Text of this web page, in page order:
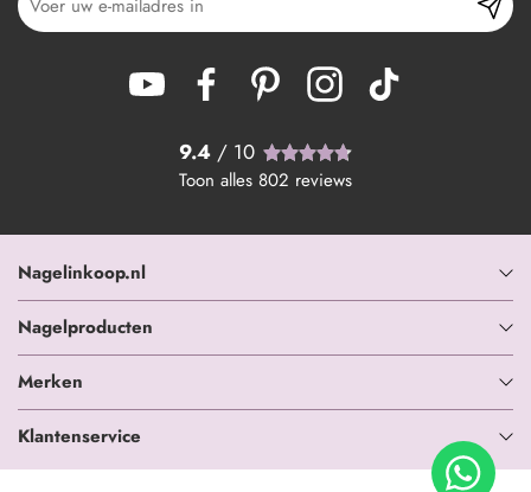
9.4 / 10
Toon alles 802 reviews
Nagelinkoop.nl
Nagelproducten
Merken
Klantenservice